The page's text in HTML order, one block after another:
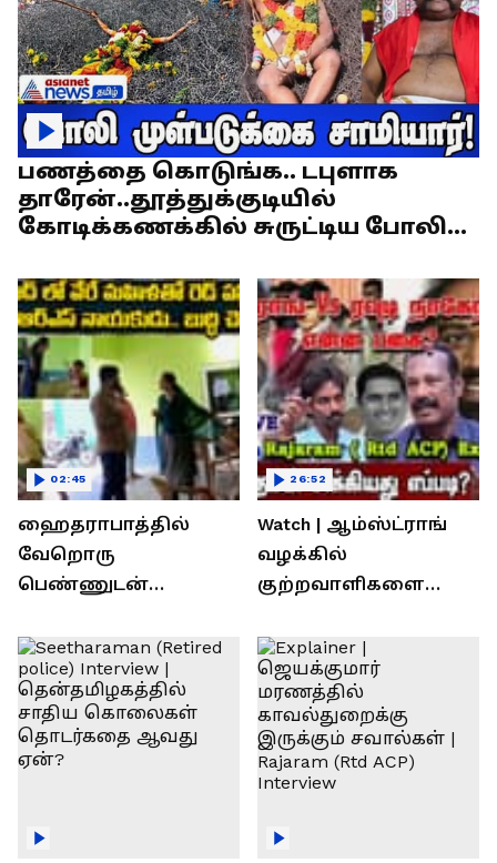
பணத்தை கொடுங்க.. டபுளாக
தாரேன்..தூத்துக்குடியில்
கோடிக்கணக்கில் சுருட்டிய போலி
ஹைதராபாத்தில்
வேறொரு
பெண்ணுடன்
தலைவரை மடக்கி
பிடித்த மனைவி
02:45
Watch | ஆம்ஸ்ட்ராங்
வழக்கில்
குற்றவாளிகளை
காவல்துறை? / Rajaram
Rtd ACP Interview
26:52